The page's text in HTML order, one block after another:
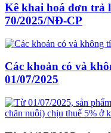
Kê khai hoá đơn trả
70/2025/NĐ-CP
Các khoản có và
01/07/2025